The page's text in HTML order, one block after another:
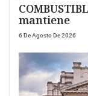
mantiene
6 De Agosto De 2026